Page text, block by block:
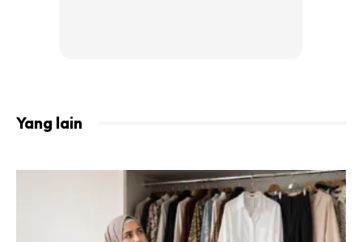
1. Seperiuk Air Panas Menggelegak
Yang lain